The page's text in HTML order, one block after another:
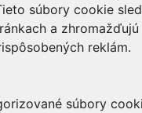
súbory cookie
a
reklám.
súbory